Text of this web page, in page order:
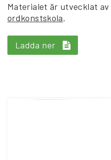
Materialet är utvecklat av
ordkonstskola.
Ladda ner